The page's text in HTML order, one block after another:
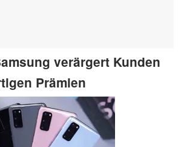
verärgert Kunden
Prämien